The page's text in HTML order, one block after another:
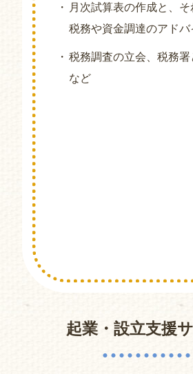
月次試算表の作成と、そ
税務や資金調達のアドバ
税務調査の立会、税務
など
起業・設立支援